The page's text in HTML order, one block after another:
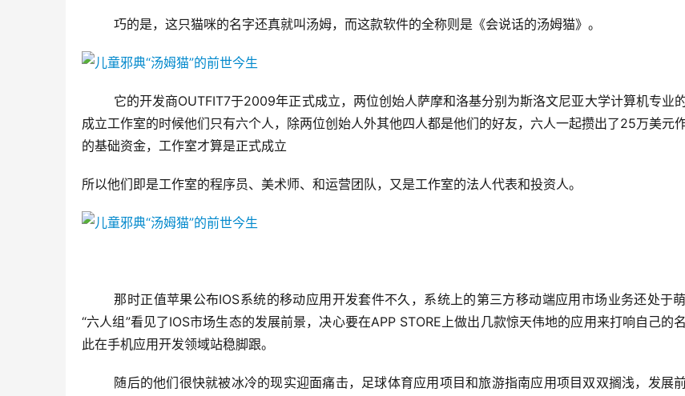
	巧的是，这只猫咪的名字还真就叫汤姆，而这款软件的全称则是《会说话的汤姆猫》。
成立工作室的时候他们只有六个人，除两位创始人外其他四人都是他们的好友，六人一起攒出了25万美元
的基础资金，工作室才算是正式成立
所以他们即是工作室的程序员、美术师、和运营团队，又是工作室的法人代表和投资人。
	那时正值苹果公布IOS系统的移动应用开发套件不久，系统上的第三方移动端应用市场业务还处于萌芽阶段，
“六人组”看见了IOS市场生态的发展前景，决心要在APP STORE上做出几款惊天伟地的应用来打响自己的
此在手机应用开发领域站稳脚跟。